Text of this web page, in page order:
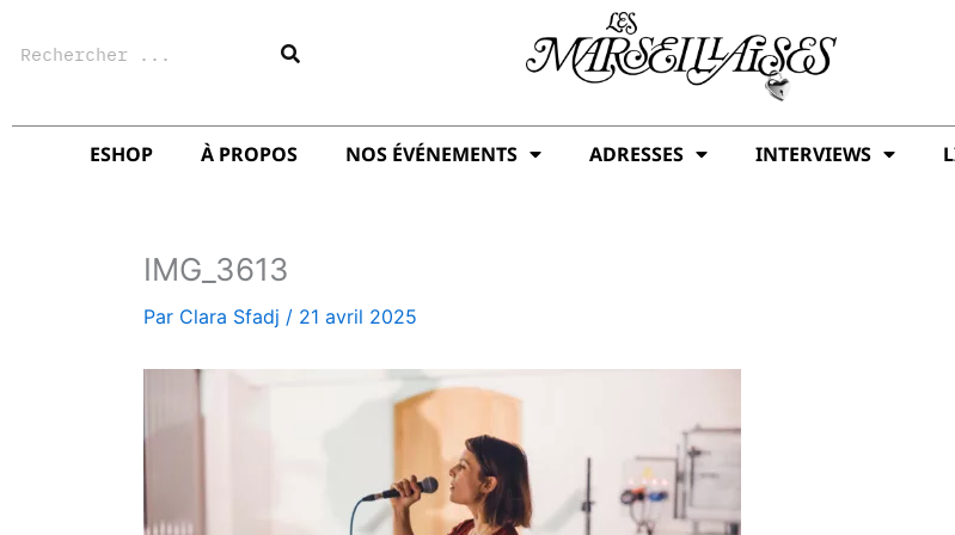
ESHOP À PROPOS NOS ÉVÉNEMENTS ADRESSES INTERVIEWS
IMG_3613
Par Clara Sfadj / 21 avril 2025